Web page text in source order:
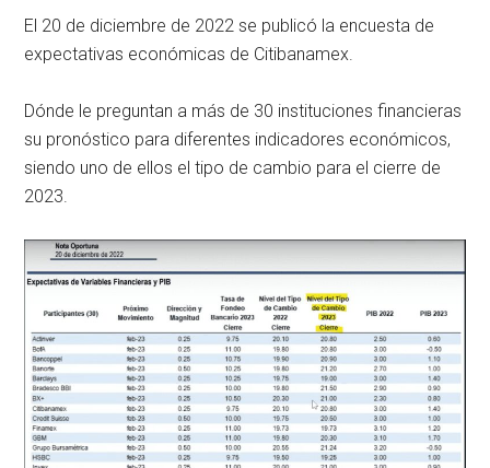
El 20 de diciembre de 2022 se publicó la encuesta de
expectativas económicas de Citibanamex.
Dónde le preguntan a más de 30 instituciones financieras
su pronóstico para diferentes indicadores económicos,
siendo uno de ellos el tipo de cambio para el cierre de
2023.